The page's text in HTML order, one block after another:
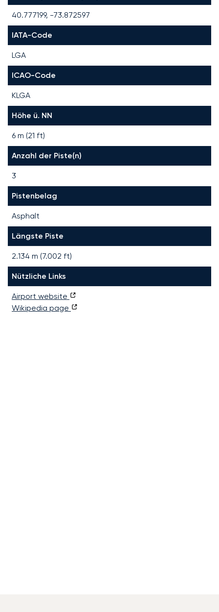
40.777199, -73.872597
IATA-Code
LGA
ICAO-Code
KLGA
Höhe ü. NN
6 m (21 ft)
Anzahl der Piste(n)
3
Pistenbelag
Asphalt
Längste Piste
2.134 m (7.002 ft)
Nützliche Links
Airport website
Wikipedia page